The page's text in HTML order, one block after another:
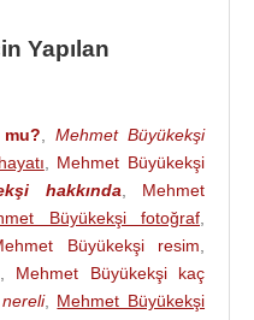
Yardımcısı ve DEİK
İhracatçıları Birliği
Kurulu Üyeliği
Yönetim Kurulu
Yapılan
Mehmet Büyükekşi
Mehmet Büyükekşi
hakkında
Mehmet
Büyükekşi fotoğraf
Büyükekşi resim
Mehmet Büyükekşi kaç
, Mehmet Büyükekşi